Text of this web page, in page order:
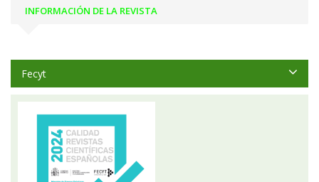
INFORMACIÓN DE LA REVISTA
Fecyt